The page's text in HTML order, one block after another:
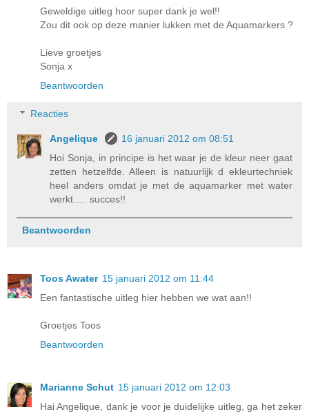
Geweldige uitleg hoor super dank je wel!!
Zou dit ook op deze manier lukken met de Aquamarkers ?
Lieve groetjes
Sonja x
Beantwoorden
Reacties
Angelique
16 januari 2012 om 08:51
Hoi Sonja, in principe is het waar je de kleur neer gaat
zetten hetzelfde. Alleen is natuurlijk d ekleurtechniek
heel anders omdat je met de aquamarker met water
werkt..... succes!!
Beantwoorden
Toos Awater 15 januari 2012 om 11:44
Een fantastische uitleg hier hebben we wat aan!!
Groetjes Toos
Beantwoorden
Marianne Schut 15 januari 2012 om 12:03
Hai Angelique, dank je voor je duidelijke uitleg, ga het zeker